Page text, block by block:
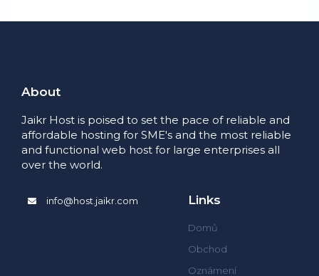
About
Jaikr Host is poised to set the pace of reliable and
affordable hosting for SME's and the most reliable
and functional web host for large enterprises all
over the world.
info@host.jaikr.com Links
Domů
Obchod
Oznámení